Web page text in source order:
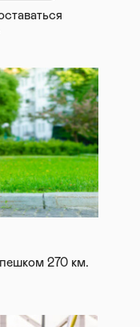
270 км.